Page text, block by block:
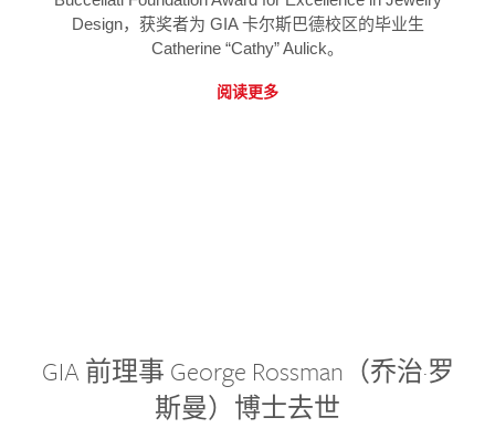
Design，获奖者为 GIA 卡尔斯巴德校区的毕业生
Catherine “Cathy” Aulick。
阅读更多
GIA 前理事 George Rossman（乔治·罗
斯曼）博士去世